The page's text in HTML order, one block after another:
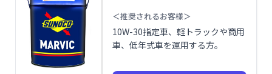
＜推奨されるお客様＞
10W-30指定車、軽トラックや商用
車、低年式車を運用する方。